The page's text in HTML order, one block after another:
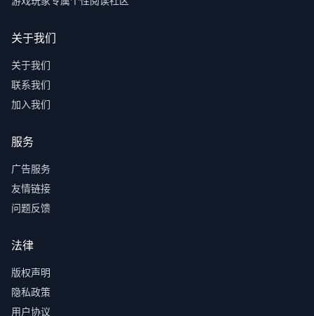
关于我们
关于我们
联系我们
加入我们
服务
广告服务
友情链接
问题反馈
法律
版权声明
隐私政策
用户协议